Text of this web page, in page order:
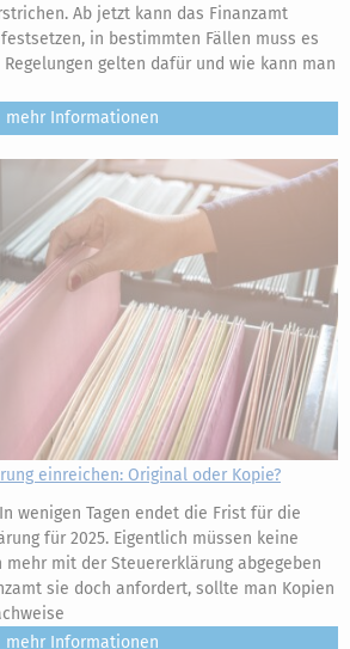
Ab jetzt kann das Finanzamt
in bestimmten Fällen muss es
gelten dafür und wie kann man
mehr
einreichen: Original oder Kopie?
In wenigen Tagen endet die Frist für die
für 2025. Eigentlich müssen keine
mehr mit der Steuererklärung abgegeben
sie doch anfordert, sollte man Kopien
mehr